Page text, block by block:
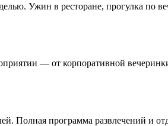
Ужин в ресторане, прогулка по
— от корпоративной
Полная программа развлечений и